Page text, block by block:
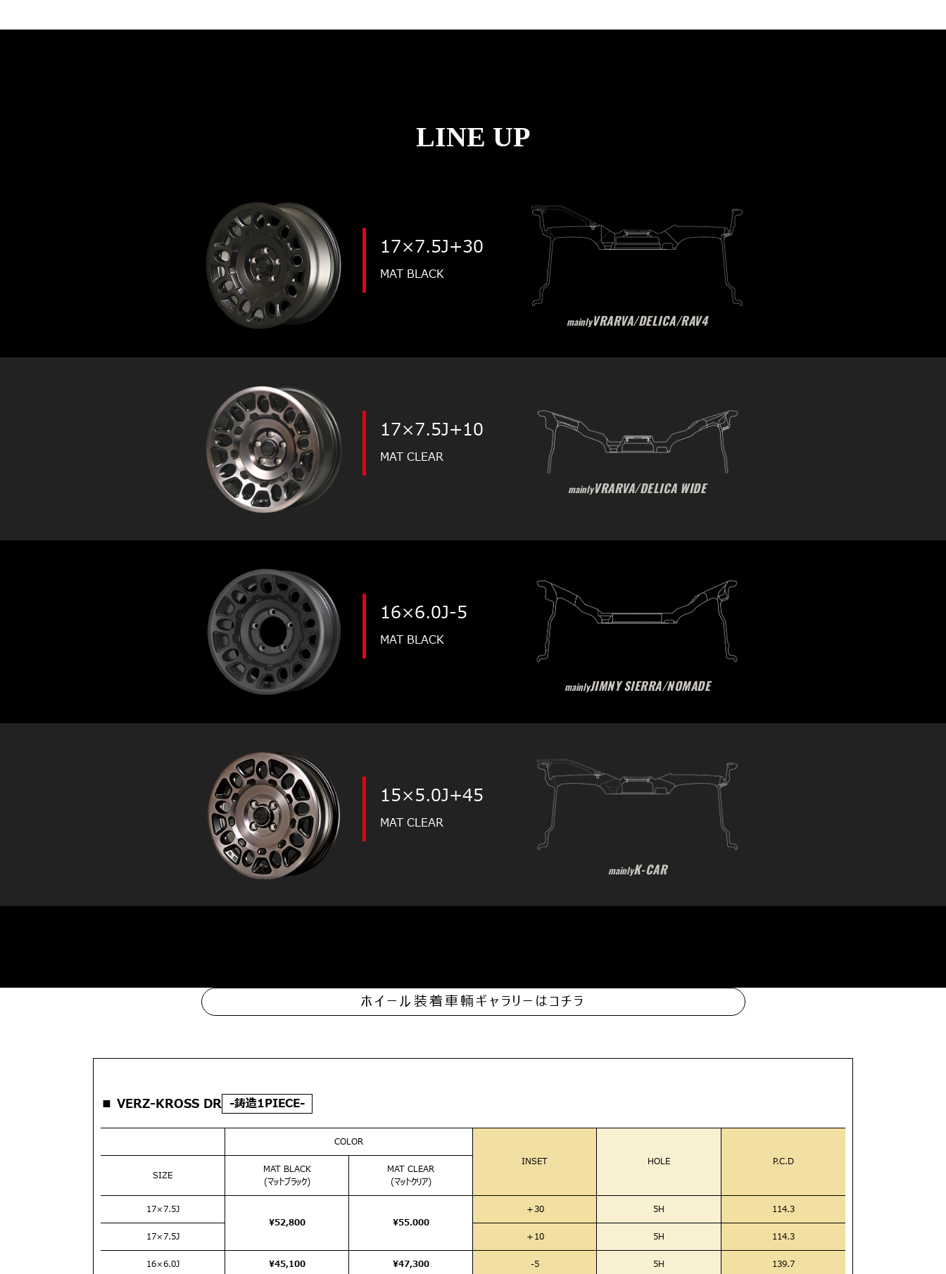
LINE UP
17×7.5J+30
MAT BLACK
mainlyVRARVA/DELICA/RAV4
17×7.5J+10
MAT CLEAR
mainlyVRARVA/DELICA WIDE
16×6.0J-5
MAT BLACK
mainlyJIMNY SIERRA/NOMADE
15×5.0J+45
MAT CLEAR
mainlyK-CAR
ホイール装着車輛ギャラリーはコチラ
■ VERZ-KROSS DR -鋳造1PIECE-
COLOR
INSET
HOLE
P.C.D
SIZE
MAT BLACK
(マットブラック)
MAT CLEAR
(マットクリア)
17×7.5J
¥52,800
¥55.000
＋30 5H 114.3
17×7.5J ＋10 5H 114.3
16×6.0J ¥45,100 ¥47,300 -5 5H 139.7